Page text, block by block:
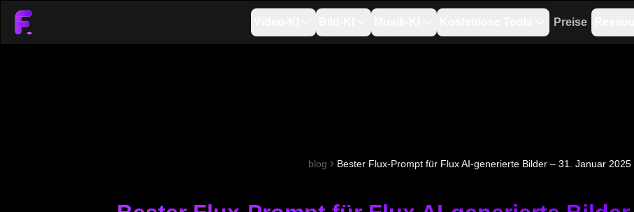
Preise
blog Bester Flux-Prompt für Flux AI-generierte Bilder – 31. Januar 2025